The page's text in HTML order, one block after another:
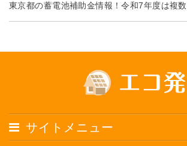
東京都の蓄電池補助金情報！令和7年度は複数
サイトメニュー